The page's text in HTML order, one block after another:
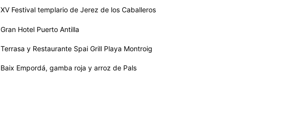
XV Festival templario de Jerez de los Caballeros
Gran Hotel Puerto Antilla
Terrasa y Restaurante Spai Grill Playa Montroig
Baix Empordá, gamba roja y arroz de Pals